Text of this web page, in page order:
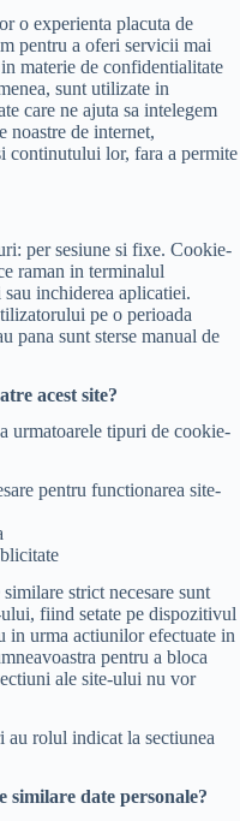
experienta placuta de
pentru a oferi servicii mai
materie de confidentialitate
sunt utilizate in
care ne ajuta sa intelegem
noastre de internet,
continutului lor, fara a permite
sesiune si fixe. Cookie-
raman in terminalul
inchiderea aplicatiei.
pe o perioada
pana sunt sterse manual de
acest site?
tipuri de cookie-
functionarea site-
strict necesare sunt
fiind setate pe dispozitivul
in urma actiunilor efectuate in
pentru a bloca
ale site-ului nu vor
rolul indicat la sectiunea
similare date personale?